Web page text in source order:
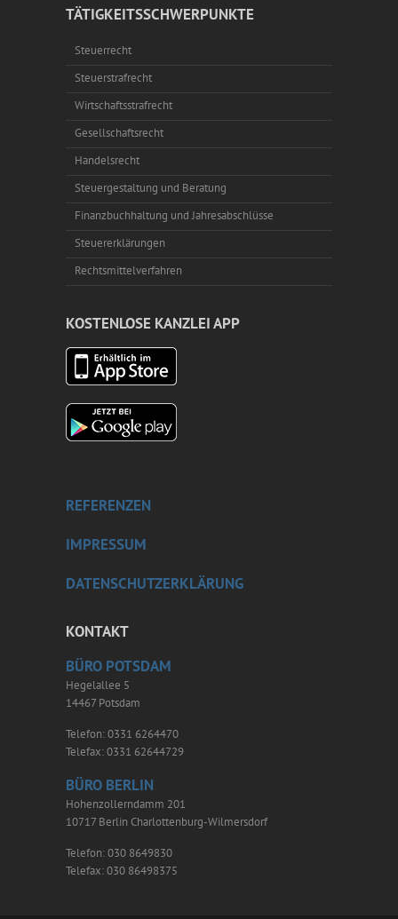
TÄTIGKEITSSCHWERPUNKTE
Steuerrecht
Steuerstrafrecht
Wirtschaftsstrafrecht
Gesellschaftsrecht
Handelsrecht
Steuergestaltung und Beratung
Finanzbuchhaltung und Jahresabschlüsse
Steuererklärungen
Rechtsmittelverfahren
KOSTENLOSE KANZLEI APP
REFERENZEN
IMPRESSUM
DATENSCHUTZERKLÄRUNG
KONTAKT
BÜRO POTSDAM
Hegelallee 5
14467 Potsdam
Telefon: 0331 6264470
Telefax: 0331 62644729
BÜRO BERLIN
Hohenzollerndamm 201
10717 Berlin Charlottenburg-Wilmersdorf
Telefon: 030 8649830
Telefax: 030 86498375